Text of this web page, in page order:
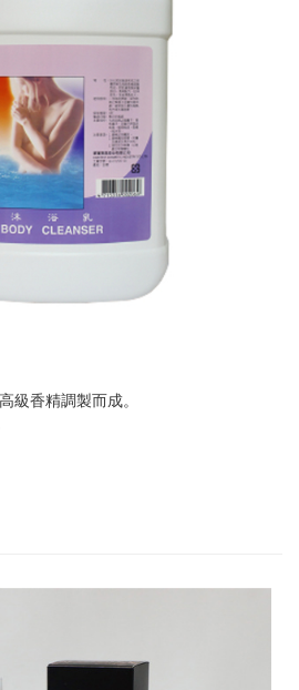
級香精調製而成。